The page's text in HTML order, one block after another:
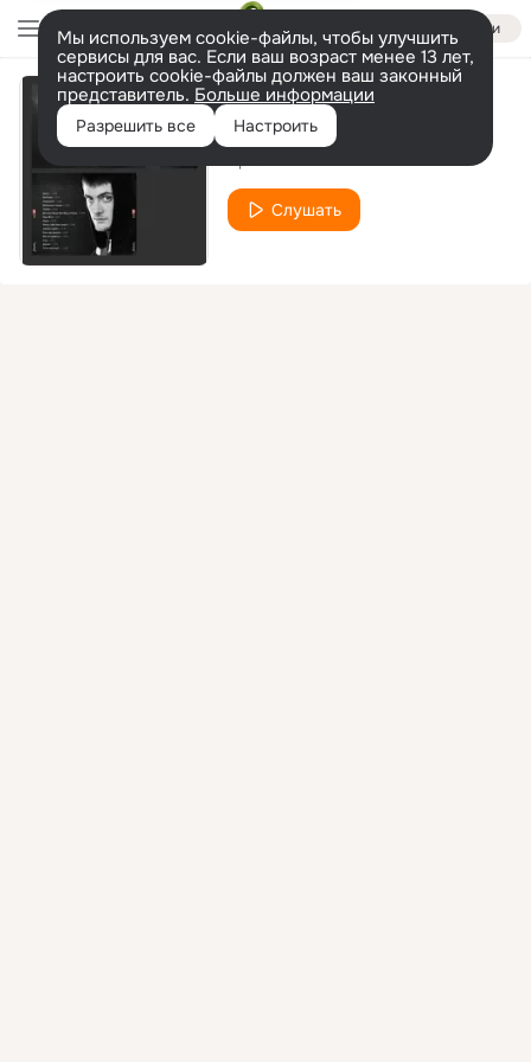
Войти
Мы используем cookie-файлы, чтобы улучшить
сервисы для вас. Если ваш возраст менее 13 лет,
настроить cookie-файлы должен ваш законный
представитель. Больше информации
Разрешить все Настроить
Сны, Ч. 2
Слушать